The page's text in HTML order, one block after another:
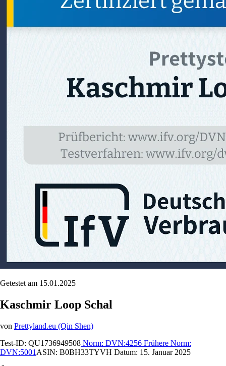
Getestet am 15.01.2025
Kaschmir Loop Schal
von Prettyland.eu (Qin Shen)
Test-ID: QU1736949508 Norm: DVN:4256 Frühere Norm:
DVN:5001 ASIN: B0BH33TYVH Datum: 15. Januar 2025